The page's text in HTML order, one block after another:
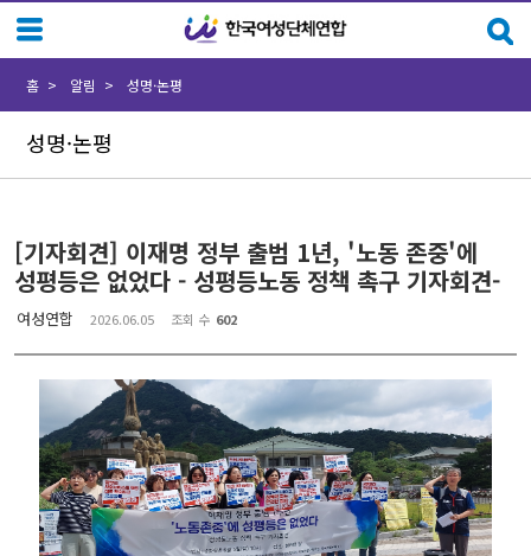
성명·논평
홈 알림 성명·논평
[기자회견] 이재명 정부 출범 1년, '노동 존중'에
성평등은 없었다 - 성평등노동 정책 촉구 기자회견-
여성연합 2026.06.05 조회 수 602